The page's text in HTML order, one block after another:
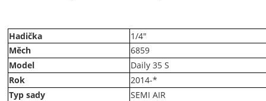
Hadička
1/4"
Měch
6859
Model
Daily 35 S
Rok
2014-*
Typ sady
SEMI AIR